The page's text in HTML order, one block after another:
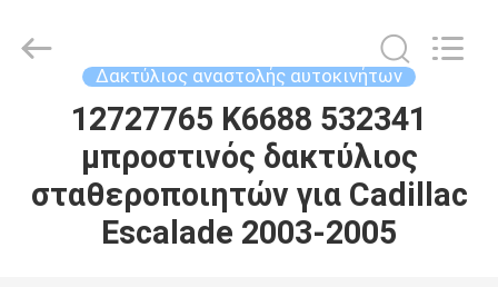
ΑΡΧΙΚΉ
ΠΡΟΪΌΝΤΑ
PARTS
Δακτύλιος αναστολής αυτοκινήτων
12727765 K6688 532341
μπροστινός δακτύλιος
σταθεροποιητών για Cadillac
Escalade 2003-2005